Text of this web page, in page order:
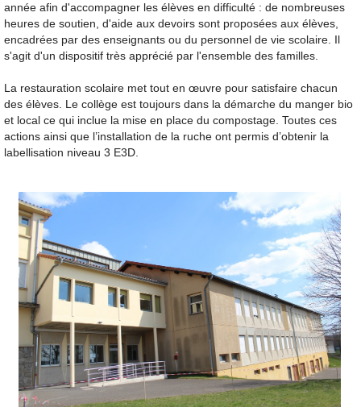
année afin d'accompagner les élèves en difficulté : de nombreuses
heures de soutien, d'aide aux devoirs sont proposées aux élèves,
encadrées par des enseignants ou du personnel de vie scolaire. Il
s'agit d'un dispositif très apprécié par l'ensemble des familles.
La restauration scolaire met tout en œuvre pour satisfaire chacun
des élèves. Le collège est toujours dans la démarche du manger bio
et local ce qui inclue la mise en place du compostage. Toutes ces
actions ainsi que l’installation de la ruche ont permis d’obtenir la
labellisation niveau 3 E3D.